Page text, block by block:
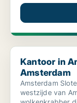
Kantoor in
Kantoor in
Amsterdam
Amsterdam
westzijde van